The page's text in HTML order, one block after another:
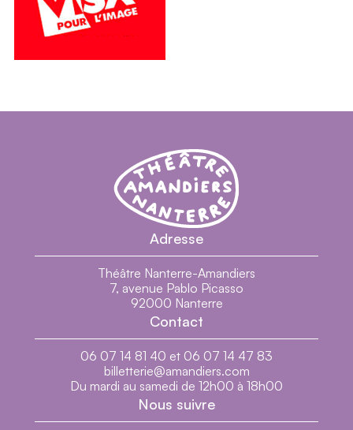
Théâtre Nanterre-Amandiers - Centre
Théâtre Nanterre-Amandiers
Adresse
Théâtre Nanterre-Amandiers
7, avenue Pablo Picasso
92000 Nanterre
Contact
06 07 14 81 40 et 06 07 14 47 83
billetterie@amandiers.com
Du mardi au samedi de 12h00 à 18h00
Nous suivre